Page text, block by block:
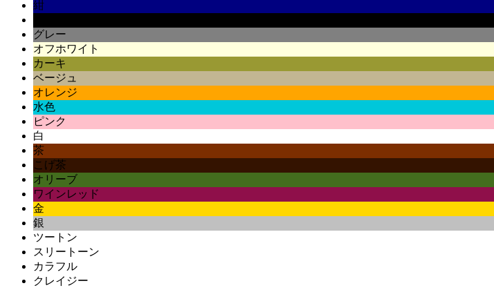
紺
グレー
オフホワイト
カーキ
ベージュ
オレンジ
水色
ピンク
白
茶
こげ茶
オリーブ
ワインレッド
金
銀
ツートン
スリートーン
カラフル
クレイジー